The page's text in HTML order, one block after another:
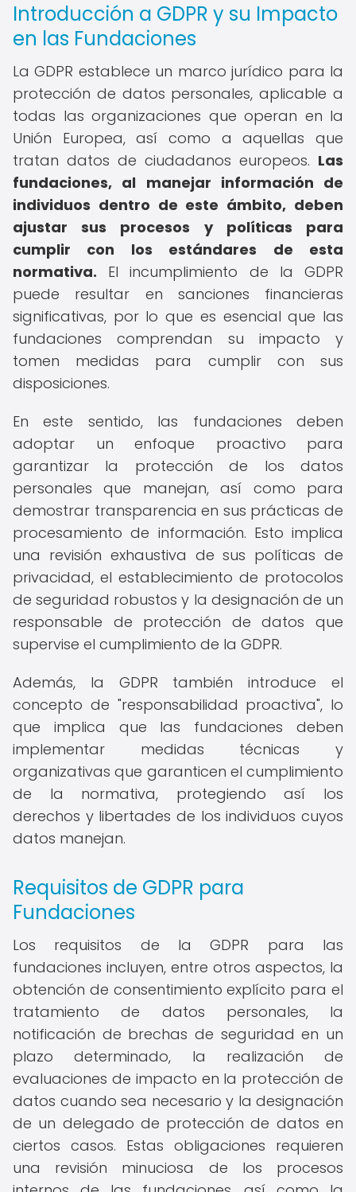
Introducción a GDPR y su Impacto
en las Fundaciones
La GDPR establece un marco jurídico para la
protección de datos personales, aplicable a
todas las organizaciones que operan en la
Unión Europea, así como a aquellas que
tratan datos de ciudadanos europeos. Las
fundaciones, al manejar información de
individuos dentro de este ámbito, deben
ajustar sus procesos y políticas para
cumplir con los estándares de esta
normativa. El incumplimiento de la GDPR
puede resultar en sanciones financieras
significativas, por lo que es esencial que las
fundaciones comprendan su impacto y
tomen medidas para cumplir con sus
disposiciones.
En este sentido, las fundaciones deben
adoptar un enfoque proactivo para
garantizar la protección de los datos
personales que manejan, así como para
demostrar transparencia en sus prácticas de
procesamiento de información. Esto implica
una revisión exhaustiva de sus políticas de
privacidad, el establecimiento de protocolos
de seguridad robustos y la designación de un
responsable de protección de datos que
supervise el cumplimiento de la GDPR.
Además, la GDPR también introduce el
concepto de "responsabilidad proactiva", lo
que implica que las fundaciones deben
implementar medidas técnicas y
organizativas que garanticen el cumplimiento
de la normativa, protegiendo así los
derechos y libertades de los individuos cuyos
datos manejan.
Requisitos de GDPR para
Fundaciones
Los requisitos de la GDPR para las
fundaciones incluyen, entre otros aspectos, la
obtención de consentimiento explícito para el
tratamiento de datos personales, la
notificación de brechas de seguridad en un
plazo determinado, la realización de
evaluaciones de impacto en la protección de
datos cuando sea necesario y la designación
de un delegado de protección de datos en
ciertos casos. Estas obligaciones requieren
una revisión minuciosa de los procesos